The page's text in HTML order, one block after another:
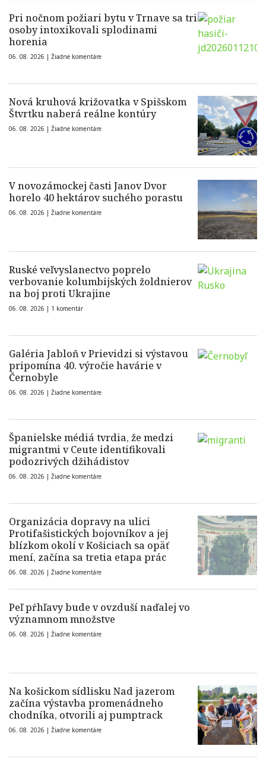
Pri nočnom požiari bytu v Trnave sa tri
osoby intoxikovali splodinami
horenia
06. 08. 2026 | Žiadne komentáre
Nová kruhová križovatka v Spišskom
Štvrtku naberá reálne kontúry
06. 08. 2026 | Žiadne komentáre
V novozámockej časti Janov Dvor
horelo 40 hektárov suchého porastu
06. 08. 2026 | Žiadne komentáre
Ruské veľvyslanectvo poprelo
verbovanie kolumbijských žoldnierov
na boj proti Ukrajine
06. 08. 2026 | 1 komentár
Galéria Jabloň v Prievidzi si výstavou
pripomína 40. výročie havárie v
Černobyle
06. 08. 2026 | Žiadne komentáre
Španielske médiá tvrdia, že medzi
migrantmi v Ceute identifikovali
podozrivých džihádistov
06. 08. 2026 | Žiadne komentáre
Organizácia dopravy na ulici
Protifašistických bojovníkov a jej
blízkom okolí v Košiciach sa opäť
mení, začína sa tretia etapa prác
06. 08. 2026 | Žiadne komentáre
Peľ pŕhľavy bude v ovzduší naďalej vo
významnom množstve
06. 08. 2026 | Žiadne komentáre
Na košickom sídlisku Nad jazerom
začína výstavba promenádneho
chodníka, otvorili aj pumptrack
06. 08. 2026 | Žiadne komentáre